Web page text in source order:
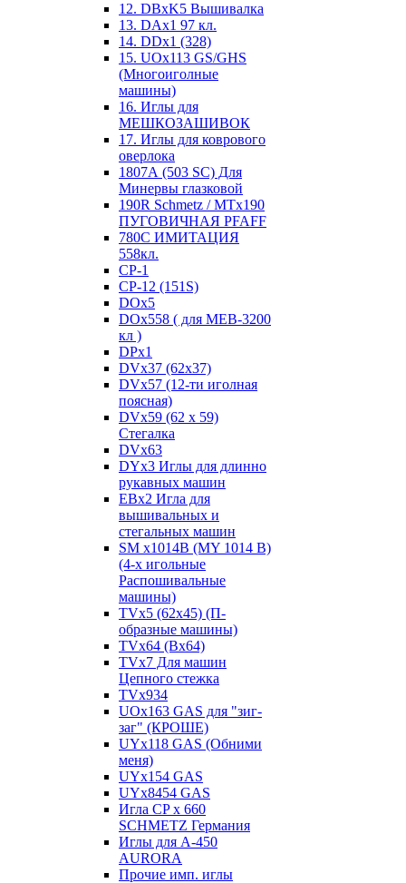
12. DBxK5 Вышивалка
13. DAx1 97 кл.
14. DDx1 (328)
15. UOx113 GS/GHS
(Многоиголные
машины)
16. Иглы для
МЕШКОЗАШИВОК
17. Иглы для коврового
оверлока
1807А (503 SC) Для
Минервы глазковой
190R Schmetz / MTx190
ПУГОВИЧНАЯ PFAFF
780С ИМИТАЦИЯ
558кл.
CP-1
CP-12 (151S)
DOx5
DOx558 ( для MEB-3200
кл )
DPx1
DVx37 (62x37)
DVx57 (12-ти иголная
поясная)
DVx59 (62 x 59)
Стегалка
DVx63
DYx3 Иглы для длинно
рукавных машин
EBx2 Игла для
вышивальных и
стегальных машин
SM x1014B (MY 1014 B)
(4-х игольные
Распошивальные
машины)
TVх5 (62х45) (П-
образные машины)
TVх64 (Вх64)
TVх7 Для машин
Цепного стежка
TVх934
UOx163 GAS для "зиг-
заг" (КРОШЕ)
UYx118 GAS (Обними
меня)
UYx154 GAS
UYx8454 GAS
Игла CP х 660
SCHMETZ Германия
Иглы для А-450
AURORA
Прочие имп. иглы